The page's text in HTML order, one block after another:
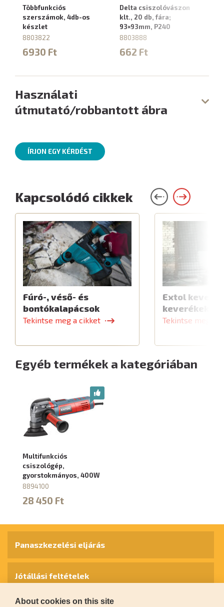
Többfunkciós
szerszámok, 4db-os
készlet
8803822
6930 Ft
Delta csiszolóvászon
klt., 20 db, fára;
93×93mm, P240
8803888
662 Ft
Használati
útmutató/robbantott ábra
ÍRJON EGY KÉRDÉST
Kapcsolódó cikkek
Fúró-, véső- és
bontókalapácsok
Tekintse meg a cikket
Extol
Tekintse meg a
Egyéb termékek a kategóriában
Multifunkciós
csiszológép,
gyorstokmányos, 400W
8894100
28 450 Ft
Panaszkezelési eljárás
Jótállási feltételek
About cookies on this site